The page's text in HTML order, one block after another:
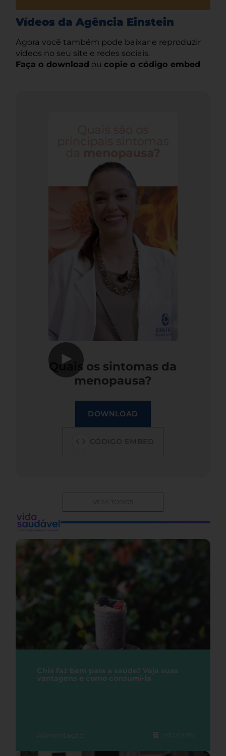
Vídeos da Agência Einstein
Agora você também pode baixar e reproduzir
vídeos no seu site e redes sociais.
Faça o download ou copie o código embed
▶
Quais os sintomas da
menopausa?
DOWNLOAD
VEJA TODOS
Chia faz bem para a saúde? Veja suas
vantagens e como consumi-la
Alimentação 27/07/2026